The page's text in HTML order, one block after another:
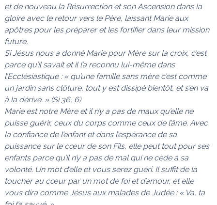
et de nouveau la Résurrection et son Ascension dans la
gloire avec le retour vers le Père, laissant Marie aux
apôtres pour les préparer et les fortifier dans leur mission
future,
Si Jésus nous a donné Marie pour Mère sur la croix, c’est
parce qu’il savait et il l’a reconnu lui-même dans
l’Ecclésiastique : « qu’une famille sans mère c’est comme
un jardin sans clôture, tout y est dissipé bientôt, et s’en va
à la dérive. » (Si 36, 6)
Marie est notre Mère et il n’y a pas de maux qu’elle ne
puisse guérir, ceux du corps comme ceux de l’âme. Avec
la confiance de l’enfant et dans l’espérance de sa
puissance sur le cœur de son Fils, elle peut tout pour ses
enfants parce qu’il n’y a pas de mal qui ne cède à sa
volonté. Un mot d’elle et vous serez guéri. Il suffit de la
toucher au cœur par un mot de foi et d’amour, et elle
vous dira comme Jésus aux malades de Judée : « Va, ta